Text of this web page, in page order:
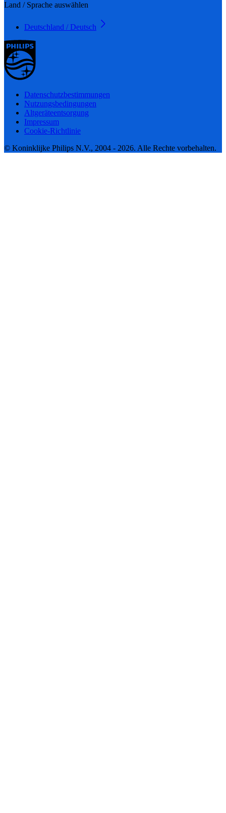
Land / Sprache auswählen
Deutschland / Deutsch
Datenschutzbestimmungen
Nutzungsbedingungen
Altgeräteentsorgung
Impressum
Cookie-Richtlinie
© Koninklijke Philips N.V., 2004 - 2026. Alle Rechte vorbehalten.